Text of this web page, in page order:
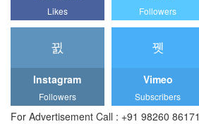
Likes Followers
Instagram
Followers
Vimeo
Subscribers
For Advertisement Call : +91 98260 86171